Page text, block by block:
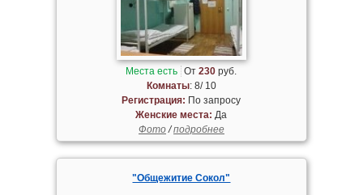
Места есть От230 руб.
Комнаты: 8/ 10
Регистрация: По запросу
Женские места: Да
Фото/подробнее
"Общежитие Сокол"